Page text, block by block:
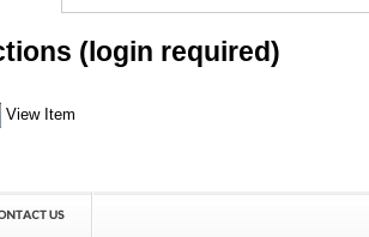
(login required)
View Item